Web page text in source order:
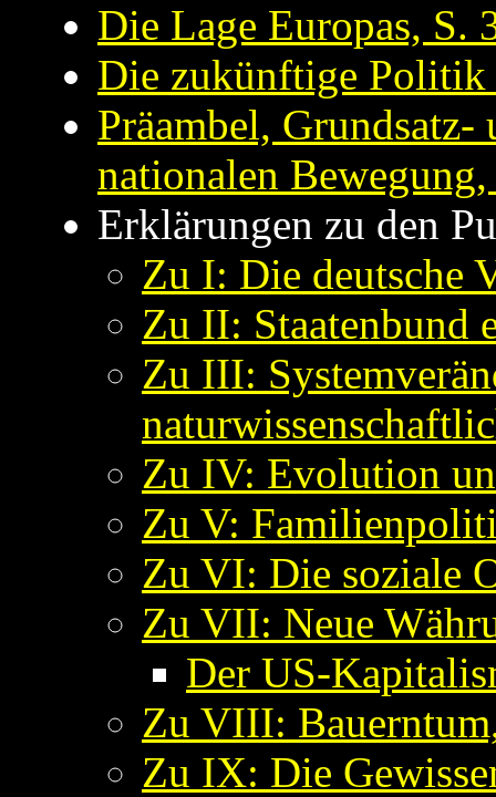
Die Lage Europas, S.
Die zukünftige Politik
Präambel,
nationalen
Erklärungen zu den
Zu I: Die deutsche
Zu II: Staatenbund
Zu III:
Zu IV: Evolution
Zu V:
Zu VI: Die soziale
Zu VII: Neue
Der US-
Zu VIII:
Zu IX: Die